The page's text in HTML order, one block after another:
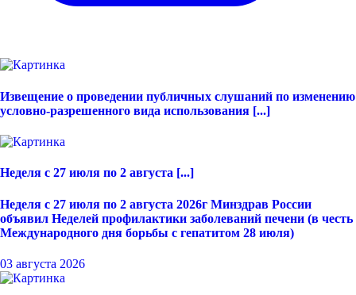
Извещение о проведении публичных слушаний по изменению
условно-разрешенного вида использования [...]
Неделя с 27 июля по 2 августа [...]
Неделя с 27 июля по 2 августа 2026г Минздрав России
объявил Неделей профилактики заболеваний печени (в честь
Международного дня борьбы с гепатитом 28 июля)
03 августа 2026